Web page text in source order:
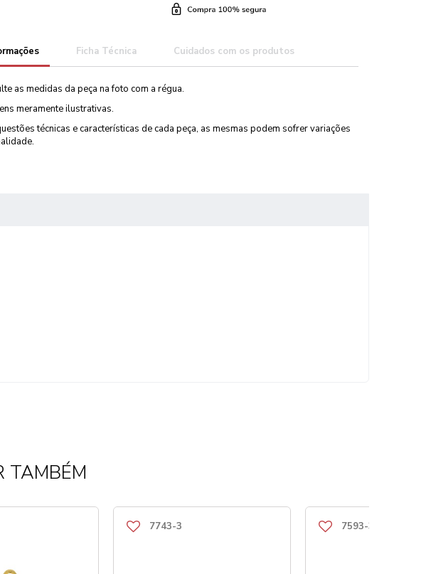
Ficha Técnica Cuidados com os produtos
as medidas da peça na foto com a régua.
meramente ilustrativas.
técnicas e características de cada peça, as mesmas podem sofrer variações
TAMBÉM
7743-3 7593-3